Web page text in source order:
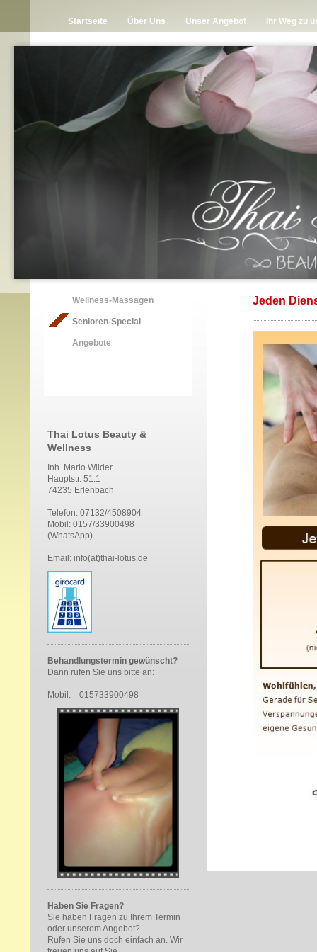
Startseite Über Uns Unser Angebot Ihr Weg zu
Wellness-Massagen
Senioren-Special
Angebote
Thai Lotus Beauty &
Wellness
Inh. Mario Wilder
Hauptstr. 51.1
74235 Erlenbach
Telefon: 07132/4508904
Mobil: 0157/33900498
(WhatsApp)
Email: info(at)thai-lotus.de
Behandlungstermin gewünscht?
Dann rufen Sie uns bitte an:
Mobil: 015733900498
Haben Sie Fragen?
Sie haben Fragen zu Ihrem Termin
oder unserem Angebot?
Rufen Sie uns doch einfach an. Wir
Jeden